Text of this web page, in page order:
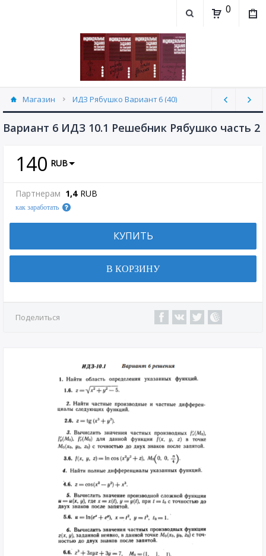
0
Магазин ИДЗ Рябушко Вариант 6 (40)
Вариант 6 ИДЗ 10.1 Решебник Рябушко часть 2
140 RUB
Партнерам 1,4 RUB
как заработать
КУПИТЬ
В КОРЗИНУ
Поделиться